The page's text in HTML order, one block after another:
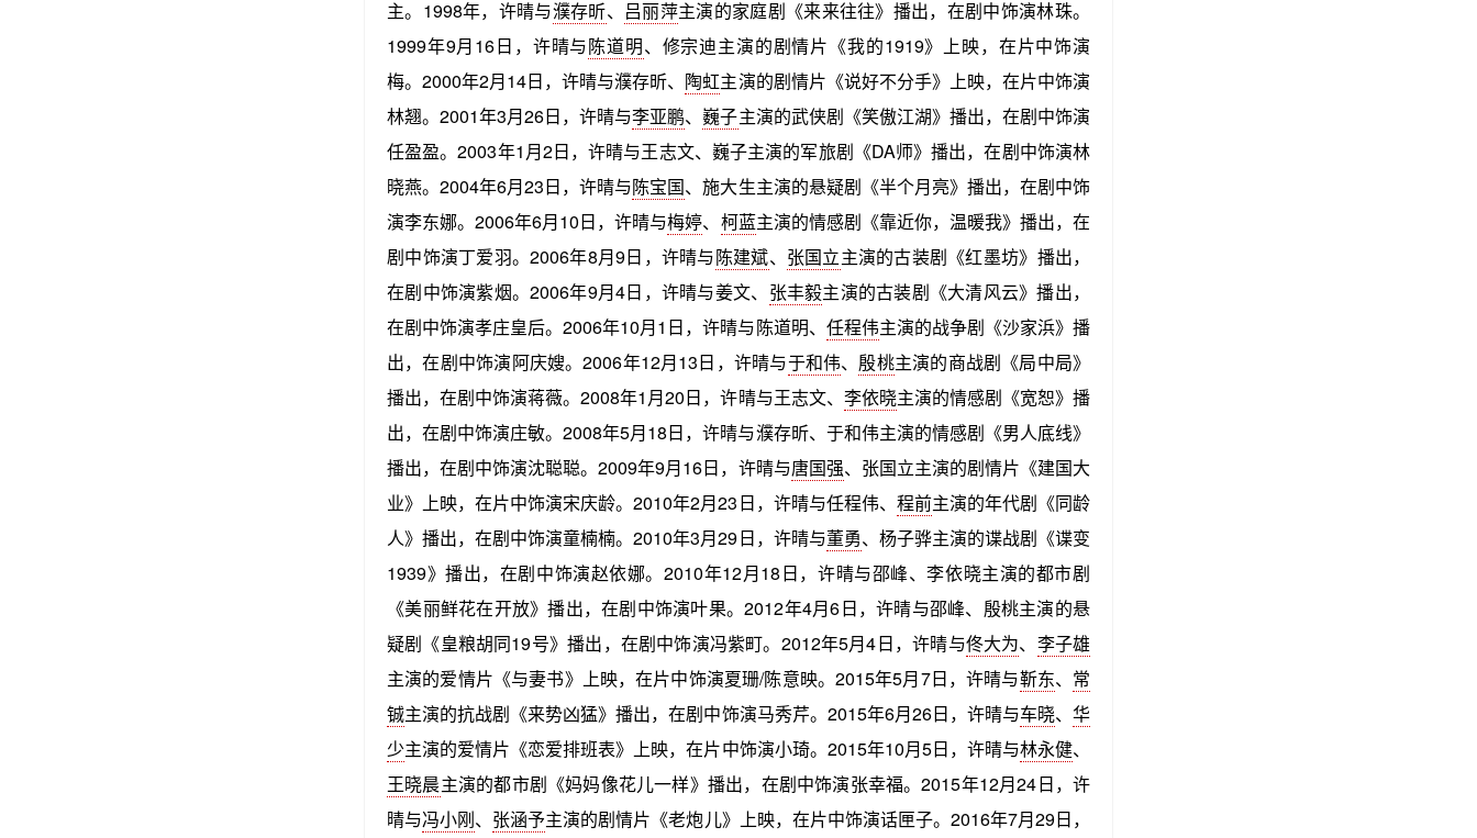
主。1998年，许晴与濮存昕、 吕丽萍主演的家庭剧《来来往往》播出，在剧中饰演林珠。
1999年9月16日，许晴与陈道明、修宗迪主演的剧情片《我的1919》上映，在片中饰演
梅。2000年2月14日，许晴与濮存昕、 陶虹主演的剧情片《说好不分手》上映，在片中饰演
林翘。2001年3月26日，许晴与李亚鹏、巍子主演的武侠剧《笑傲江湖》播出，在剧中饰演
任盈盈。2003年1月2日，许晴与王志文、巍子主演的军旅剧《DA师》播出，在剧中饰演林
晓燕。2004年6月23日，许晴与陈宝国、施大生主演的悬疑剧《半个月亮》播出，在剧中饰
演李东娜。2006年6月10日，许晴与梅婷、 柯蓝主演的情感剧《靠近你，温暖我》播出，在
剧中饰演丁爱羽。2006年8月9日，许晴与陈建斌、 张国立主演的古装剧《红墨坊》播出，
在剧中饰演紫烟。2006年9月4日，许晴与姜文、 张丰毅主演的古装剧《大清风云》播出，
在剧中饰演孝庄皇后。2006年10月1日，许晴与陈道明、 任程伟主演的战争剧《沙家浜》播
出，在剧中饰演阿庆嫂。2006年12月13日，许晴与于和伟、 殷桃主演的商战剧《局中局》
播出，在剧中饰演蒋薇。2008年1月20日，许晴与王志文、 李依晓主演的情感剧《宽恕》播
出，在剧中饰演庄敏。2008年5月18日，许晴与濮存昕、于和伟主演的情感剧《男人底线》
播出，在剧中饰演沈聪聪。2009年9月16日，许晴与唐国强、张国立主演的剧情片《建国大
业》上映，在片中饰演宋庆龄。2010年2月23日，许晴与任程伟、 程前主演的年代剧《同龄
人》播出，在剧中饰演童楠楠。2010年3月29日，许晴与董勇、杨子骅主演的谍战剧《谍变
1939》播出，在剧中饰演赵依娜。2010年12月18日，许晴与邵峰、李依晓主演的都市剧
《美丽鲜花在开放》播出，在剧中饰演叶果。2012年4月6日，许晴与邵峰、殷桃主演的悬
疑剧《皇粮胡同19号》播出，在剧中饰演冯紫町。2012年5月4日，许晴与佟大为、 李子雄
主演的爱情片《与妻书》上映，在片中饰演夏珊/陈意映。2015年5月7日，许晴与靳东、 常
铖主演的抗战剧《来势凶猛》播出，在剧中饰演马秀芹。2015年6月26日，许晴与车晓、华
少主演的爱情片《恋爱排班表》上映，在片中饰演小琦。2015年10月5日，许晴与林永健、
王晓晨主演的都市剧《妈妈像花儿一样》播出，在剧中饰演张幸福。2015年12月24日，许
晴与冯小刚、 张涵予主演的剧情片《老炮儿》上映，在片中饰演话匣子。2016年7月29日，